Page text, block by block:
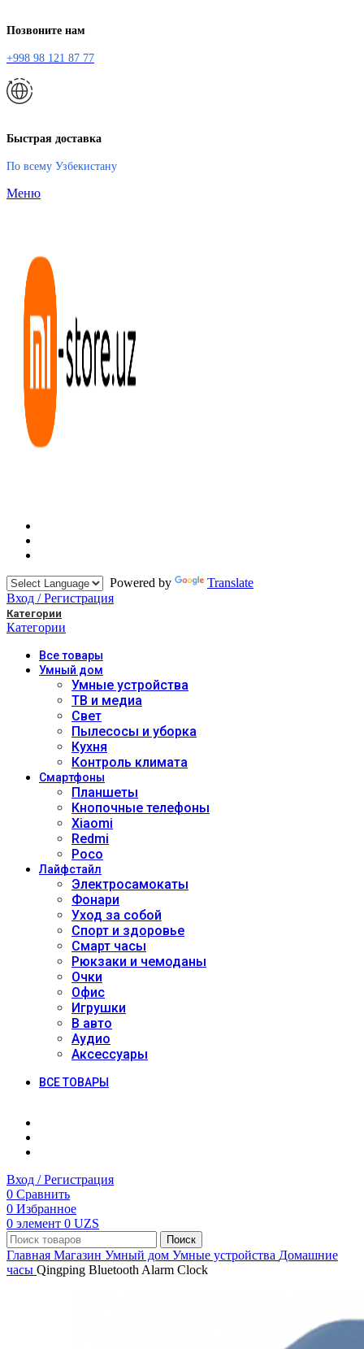
Позвоните нам
+998 98 121 87 77
Быстрая доставка
По всему Узбекистану
Меню
Powered by
Translate
Вход / Регистрация
Категории
Категории
Всетовары
Умный дом
Умные устройства
ТВ и медиа
Свет
Пылесосы и уборка
Кухня
Контроль климата
Смартфоны
Планшеты
Кнопочные телефоны
Xiaomi
Redmi
Poco
Лайфстайл
Электросамокаты
Фонари
Уход за собой
Спорт и здоровье
Смарт часы
Рюкзаки и чемоданы
Очки
Офис
Игрушки
В авто
Аудио
Аксессуары
ВСЕ ТОВАРЫ
Вход / Регистрация
0 Сравнить
0 Избранное
0 элемент 0 UZS
Поиск
Главная Магазин Умный дом Умные устройства Домашние
часы Qingping Bluetooth Alarm Clock